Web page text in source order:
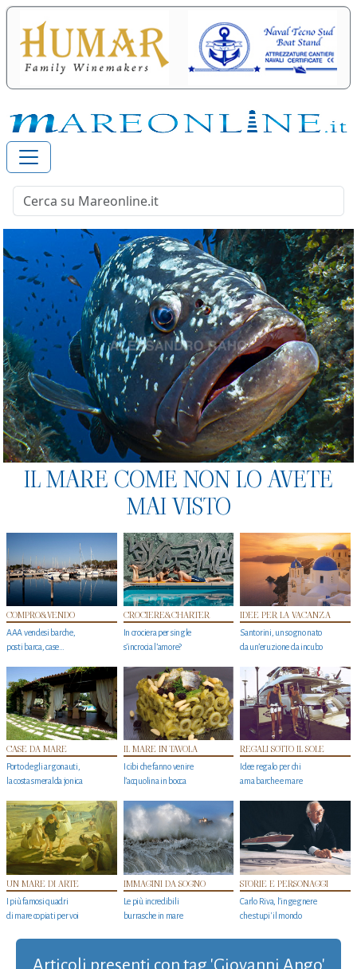
IL MARE COME NON LO AVETE
MAI VISTO
COMPRO&VENDO
AAA vendesi barche,
posti barca, case…
CROCIERE&CHARTER
In crociera per single
s'incrocia l’amore?
IDEE PER LA VACANZA
Santorini, un sogno nato
da un’eruzione da incubo
CASE DA MARE
Porto degli argonauti,
la costa smeralda jonica
IL MARE IN TAVOLA
I cibi che fanno venire
l’acquolina in bocca
REGALI SOTTO IL SOLE
Idee regalo per chi
ama barche e mare
UN MARE DI ARTE
I più famosi quadri
di mare copiati per voi
IMMAGINI DA SOGNO
Le più incredibili
burrasche in mare
STORIE E PERSONAGGI
Carlo Riva, l’ingegnere
che stupi' il mondo
Articoli presenti con tag 'Giovanni Ango'